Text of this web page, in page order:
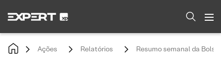
Ações Relatórios Resumo semanal da